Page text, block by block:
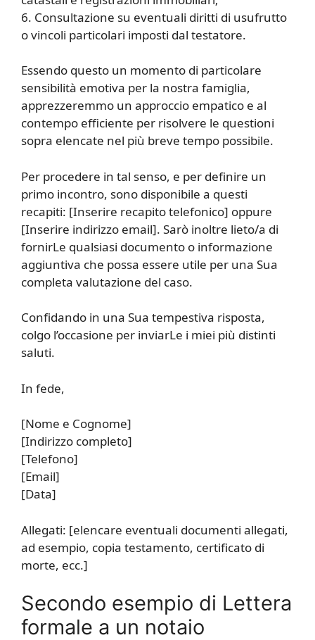
6. Consultazione su eventuali diritti di usufrutto
o vincoli particolari imposti dal testatore.
Essendo questo un momento di particolare
sensibilità emotiva per la nostra famiglia,
apprezzeremmo un approccio empatico e al
contempo efficiente per risolvere le questioni
sopra elencate nel più breve tempo possibile.
Per procedere in tal senso, e per definire un
primo incontro, sono disponibile a questi
recapiti: [Inserire recapito telefonico] oppure
[Inserire indirizzo email]. Sarò inoltre lieto/a di
fornirLe qualsiasi documento o informazione
aggiuntiva che possa essere utile per una Sua
completa valutazione del caso.
Confidando in una Sua tempestiva risposta,
colgo l’occasione per inviarLe i miei più distinti
saluti.
In fede,
[Nome e Cognome]
[Indirizzo completo]
[Telefono]
[Email]
[Data]
Allegati: [elencare eventuali documenti allegati,
ad esempio, copia testamento, certificato di
morte, ecc.]
Secondo esempio di Lettera
formale a un notaio